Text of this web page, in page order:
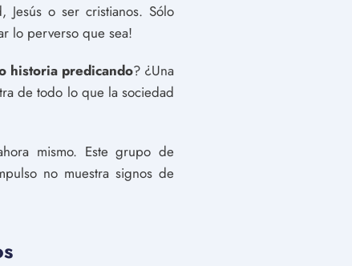
o ser cristianos. Sólo
lo perverso que sea!
historia predicando? ¿Una
de todo lo que la sociedad
mismo. Este grupo de
no muestra signos de